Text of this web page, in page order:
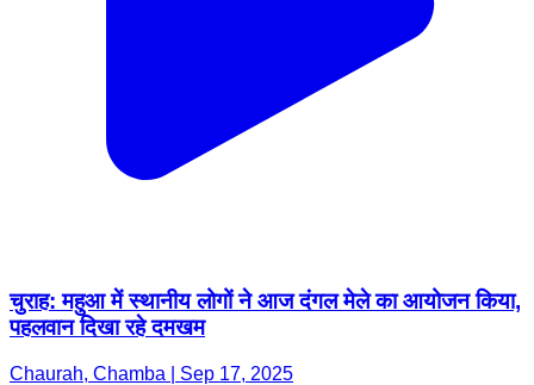
चुराह: महुआ में स्थानीय लोगों ने आज दंगल मेले का आयोजन किया,
पहलवान दिखा रहे दमखम
Chaurah, Chamba | Sep 17, 2025